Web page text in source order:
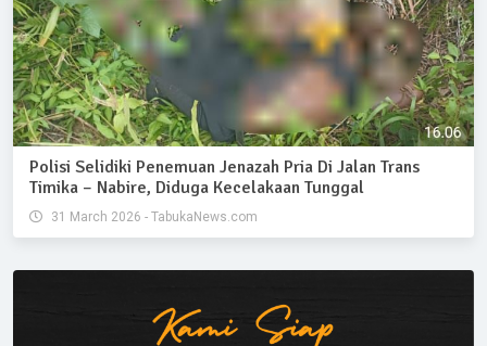
Polisi Selidiki Penemuan Jenazah Pria Di Jalan Trans
Timika – Nabire, Diduga Kecelakaan Tunggal
31 March 2026 - TabukaNews.com